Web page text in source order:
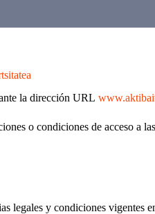
la dirección URL
o condiciones de acceso
y condiciones vigentes